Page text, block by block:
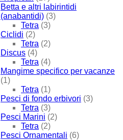
Betta e altri labirintidi
(anabantidi) (3)
Tetra (3)
Ciclidi (2)
Tetra (2)
Discus (4)
Tetra (4)
Mangime specifico per vacanze
(1)
Tetra (1)
Pesci di fondo erbivori (3)
Tetra (3)
Pesci Marini (2)
Tetra (2)
Pesci Ornamentali (6)